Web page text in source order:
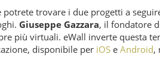
trovare i due progetti a
Giuseppe Gazzara, il fondatore
più virtuali. eWall inverte questa
disponibile per iOS e Android,